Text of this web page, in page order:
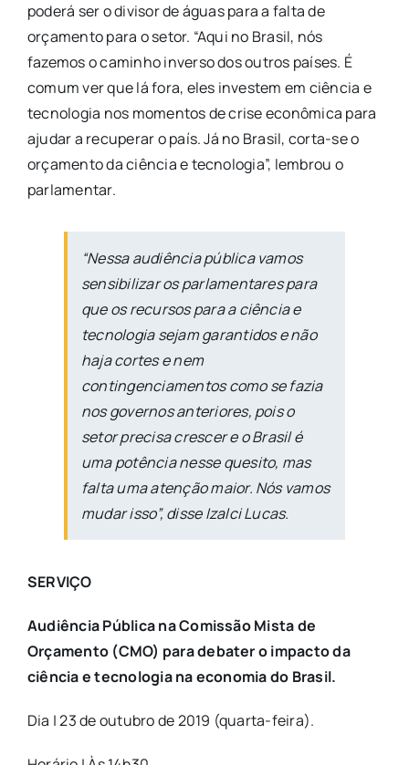
poderá ser o divisor de águas para a falta de
orçamento para o setor. “Aqui no Brasil, nós
fazemos o caminho inverso dos outros países. É
comum ver que lá fora, eles investem em ciência e
tecnologia nos momentos de crise econômica para
ajudar a recuperar o país. Já no Brasil, corta-se o
orçamento da ciência e tecnologia”, lembrou o
parlamentar.
“Nessa audiência pública vamos
sensibilizar os parlamentares para
que os recursos para a ciência e
tecnologia sejam garantidos e não
haja cortes e nem
contingenciamentos como se fazia
nos governos anteriores, pois o
setor precisa crescer e o Brasil é
uma potência nesse quesito, mas
falta uma atenção maior. Nós vamos
mudar isso”, disse Izalci Lucas.
SERVIÇO
Audiência Pública na Comissão Mista de
Orçamento (CMO) para debater o impacto da
ciência e tecnologia na economia do Brasil.
Dia | 23 de outubro de 2019 (quarta-feira).